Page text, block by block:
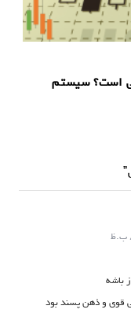
است؟ سیستم
باشه
قوی و ذهن پسند بود